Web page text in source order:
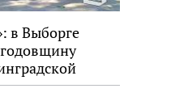
в Выборге